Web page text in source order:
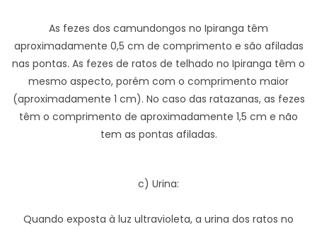
As fezes dos camundongos no Ipiranga têm
aproximadamente 0,5 cm de comprimento e são afiladas
nas pontas. As fezes de ratos de telhado no Ipiranga têm o
mesmo aspecto, porém com o comprimento maior
(aproximadamente 1 cm). No caso das ratazanas, as fezes
têm o comprimento de aproximadamente 1,5 cm e não
tem as pontas afiladas.
c) Urina:
Quando exposta à luz ultravioleta, a urina dos ratos no